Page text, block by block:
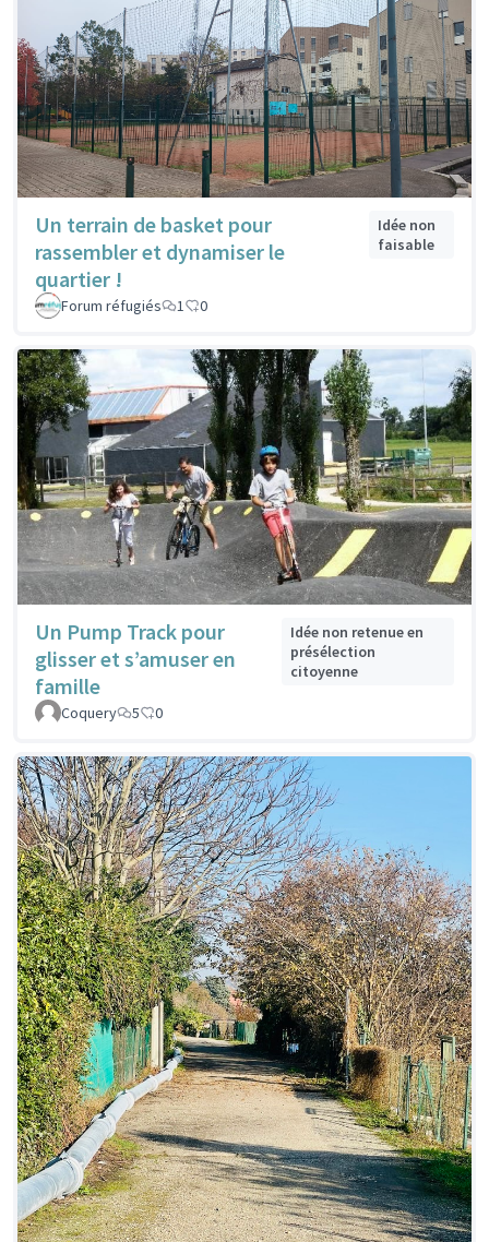
Un terrain de basket pour
rassembler et dynamiser le
quartier !
Idée non
faisable
Forum réfugiés 1 0
Un Pump Track pour
glisser et s’amuser en
famille
Idée non retenue en
présélection
citoyenne
Coquery 5 0